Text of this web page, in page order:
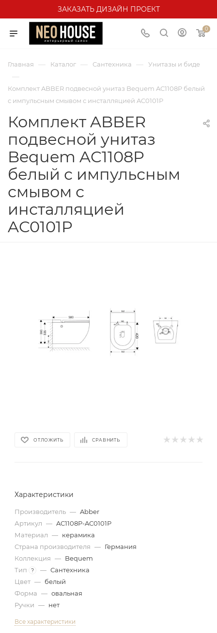
ЗАКАЗАТЬ ДИЗАЙН ПРОЕКТ
0
Главная — Каталог — Сантехника — Унитазы и биде
—
Комплект ABBER подвесной унитаз Bequem AC1108P белый
с импульсным смывом с инсталляцией AC0101P
Комплект ABBER
подвесной унитаз
Bequem AC1108P
белый с импульсным
смывом с
инсталляцией
AC0101P
ОТЛОЖИТЬ СРАВНИТЬ
Характеристики
Производитель — Abber
Артикул — AC1108P-AC0101P
Материал — керамика
Страна производителя — Германия
Коллекция — Bequem
Тип
? — Сантехника
Цвет — белый
Форма — овальная
Ручки — нет
Все характеристики